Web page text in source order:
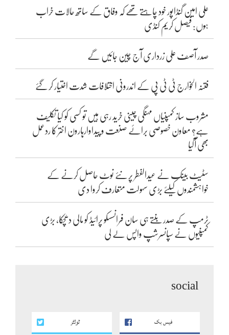
علی امین گنڈاپور خود چاہتے تھے کہ وفاق کے ساتھ حالات خراب
ہوں: فیصل کریم کنڈی
صدر آصف علی زرداری آج چین جائیں گے
فتنہ الخوارج ٹی ٹی پی کے اندرونی اختلافات شدت اختیار کر گئے
مشروب ساز کمپنیاں مہنگی چینی خرید رہی ہیں تو کسی کو کیا تکلیف
ہے؟ معاون خصوصی برائے صنعت و پیداوارہارون اختر کا ردعمل
بھی آگیا
سٹیٹ بینک نے عیدالفطر پر نئے نوٹ حاصل کرنے کے
خواہشمندوں کیلئے بڑی سہولت متعارف کروا دی
ٹرمپ کے صدر بنتے ہی سان فرانسسکو پرائیڈ کو مالی دھچکا، بڑی
کمپنیوں نے سپانسرشپ واپس لے لی
social
فیس بک ٹوئٹر